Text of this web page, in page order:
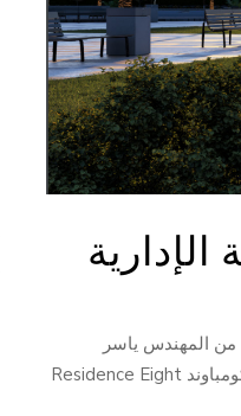
كومباوند Residence Eight العاصمة الإدارية من شركة سكاي أبو ظبي للتطوير العقاري Master plan من المهندس ياسر
البلتاجي الكومبوند على مساحة 23 فدان (18 ألف متر مربع) المبنى مكون من أرضي + 7 أدوار موقع كومباوند Residence Eight